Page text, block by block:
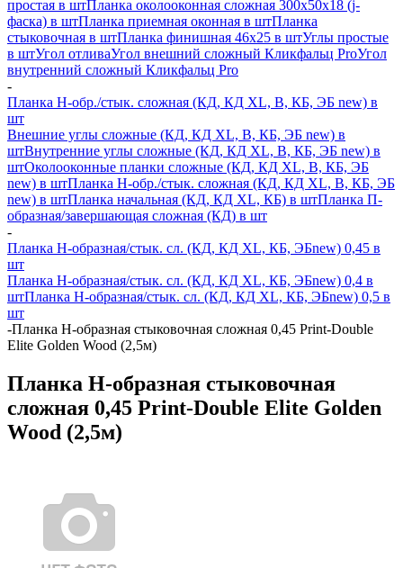
простая в штПланка околооконная сложная 300х50х18 (j-
фаска) в штПланка приемная оконная в штПланка
стыковочная в штПланка финишная 46х25 в штУглы простые
в штУгол отливаУгол внешний сложный Кликфальц ProУгол
внутренний сложный Кликфальц Pro
-
Планка H-обр./стык. сложная (КД, КД XL, В, КБ, ЭБ new) в
шт
Внешние углы сложные (КД, КД XL, В, КБ, ЭБ new) в
штВнутренние углы сложные (КД, КД XL, В, КБ, ЭБ new) в
штОколооконные планки сложные (КД, КД XL, В, КБ, ЭБ
new) в штПланка H-обр./стык. сложная (КД, КД XL, В, КБ, ЭБ
new) в штПланка начальная (КД, КД XL, КБ) в штПланка П-
образная/завершающая сложная (КД) в шт
-
Планка H-образная/стык. сл. (КД, КД XL, КБ, ЭБnew) 0,45 в
шт
Планка H-образная/стык. сл. (КД, КД XL, КБ, ЭБnew) 0,4 в
штПланка H-образная/стык. сл. (КД, КД XL, КБ, ЭБnew) 0,5 в
шт
-Планка Н-образная стыковочная сложная 0,45 Print-Double
Elite Golden Wood (2,5м)
Планка Н-образная стыковочная
сложная 0,45 Print-Double Elite Golden
Wood (2,5м)